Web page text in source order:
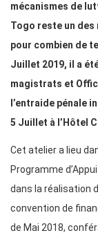
mécanismes de
Togo reste un des
pour combien de
Juillet 2019, il a
magistrats et
l’entraide pénale
5 Juillet à l’Hôtel
Cet atelier a lieu
Programme
dans la réalisation
convention de
de Mai 2018,